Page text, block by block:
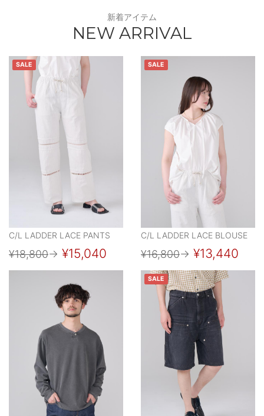
新着アイテム
NEW ARRIVAL
SALE
C/L LADDER LACE PANTS
¥18,800→ ¥15,040
SALE
C/L LADDER LACE BLOUSE
¥16,800→ ¥13,440
SALE